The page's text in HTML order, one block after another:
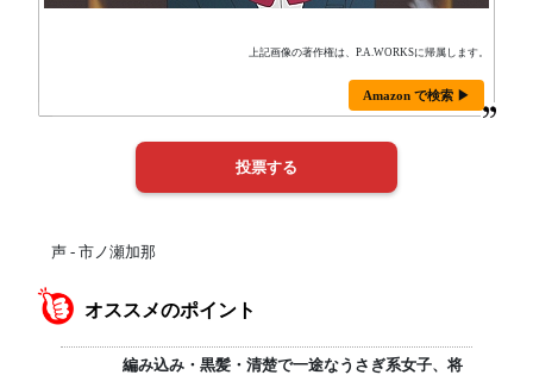
上記画像の著作権は、P.A.WORKSに帰属します。
Amazon で検索 ▶
声 - 市ノ瀬加那
オススメのポイント
編み込み・黒髪・清楚で一途なうさぎ系女子、将